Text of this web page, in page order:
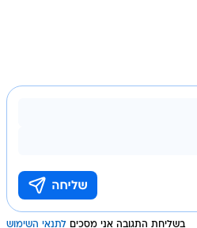
בשליחת התגובה אני מסכים לתנאי השימוש